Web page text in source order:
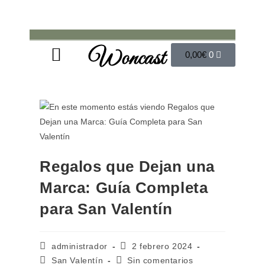
Woncast 0,00€ 0
Regalos que Dejan una
Marca: Guía Completa
para San Valentín
administrador
2 febrero 2024
San Valentín
Sin comentarios